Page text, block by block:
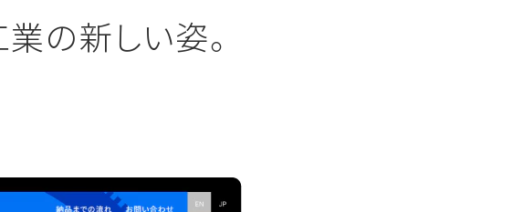
の新しい姿。